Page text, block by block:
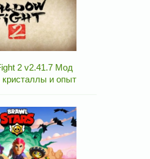
2 v2.41.7 Мод
кристаллы и опыт